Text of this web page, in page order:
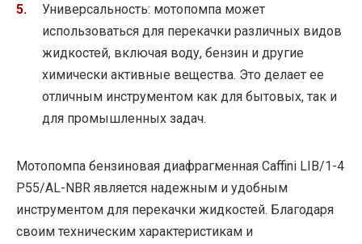
Универсальность: мотопомпа может
использоваться для перекачки различных видов
жидкостей, включая воду, бензин и другие
химически активные вещества. Это делает ее
отличным инструментом как для бытовых, так и
для промышленных задач.
Мотопомпа бензиновая диафрагменная Caffini LIB/1-4
P55/AL-NBR является надежным и удобным
инструментом для перекачки жидкостей. Благодаря
своим техническим характеристикам и